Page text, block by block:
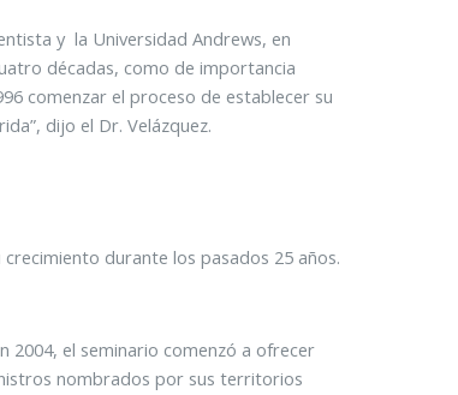
y la Universidad Andrews, en
décadas, como de importancia
comenzar el proceso de establecer su
dijo el Dr. Velázquez.
durante los pasados 25 años.
2004, el seminario comenzó a ofrecer
nombrados por sus territorios